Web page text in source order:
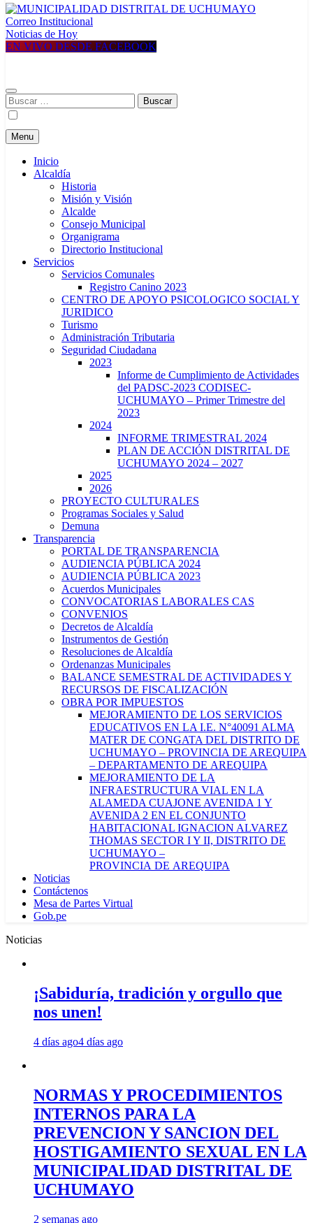
MUNICIPALIDAD DISTRITAL DE UCHUMAYO
Construyendo una nueva Historia
Correo Institucional
Noticias de Hoy
EN VIVO DESDE FACEBOOK
Buscar:
Menu
Inicio
Alcaldía
Historia
Misión y Visión
Alcalde
Consejo Municipal
Organigrama
Directorio Institucional
Servicios
Servicios Comunales
Registro Canino 2023
CENTRO DE APOYO PSICOLOGICO SOCIAL Y
JURIDICO
Turismo
Administración Tributaria
Seguridad Ciudadana
2023
Informe de Cumplimiento de Actividades
del PADSC-2023 CODISEC-
UCHUMAYO – Primer Trimestre del
2023
2024
INFORME TRIMESTRAL 2024
PLAN DE ACCIÓN DISTRITAL DE
UCHUMAYO 2024 – 2027
2025
2026
PROYECTO CULTURALES
Programas Sociales y Salud
Demuna
Transparencia
PORTAL DE TRANSPARENCIA
AUDIENCIA PÚBLICA 2024
AUDIENCIA PÚBLICA 2023
Acuerdos Municipales
CONVOCATORIAS LABORALES CAS
CONVENIOS
Decretos de Alcaldía
Instrumentos de Gestión
Resoluciones de Alcaldía
Ordenanzas Municipales
BALANCE SEMESTRAL DE ACTIVIDADES Y
RECURSOS DE FISCALIZACIÓN
OBRA POR IMPUESTOS
MEJORAMIENTO DE LOS SERVICIOS
EDUCATIVOS EN LA I.E. N°40091 ALMA
MATER DE CONGATA DEL DISTRITO DE
UCHUMAYO – PROVINCIA DE AREQUIPA
– DEPARTAMENTO DE AREQUIPA
MEJORAMIENTO DE LA
INFRAESTRUCTURA VIAL EN LA
ALAMEDA CUAJONE AVENIDA 1 Y
AVENIDA 2 EN EL CONJUNTO
HABITACIONAL IGNACION ALVAREZ
THOMAS SECTOR I Y II, DISTRITO DE
UCHUMAYO –
PROVINCIA DE AREQUIPA
Noticias
Contáctenos
Mesa de Partes Virtual
Gob.pe
Noticias
¡Sabiduría, tradición y orgullo que
nos unen!
4 días ago4 días ago
NORMAS Y PROCEDIMIENTOS
INTERNOS PARA LA
PREVENCION Y SANCION DEL
HOSTIGAMIENTO SEXUAL EN LA
MUNICIPALIDAD DISTRITAL DE
UCHUMAYO
2 semanas ago